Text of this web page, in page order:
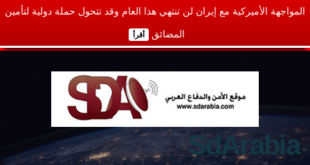
المواجهة الأميركية مع إيران لن تنتهي هذا العام وقد تتحول حملة دولية لتأمين
المضائق أقرأ
SdArabia